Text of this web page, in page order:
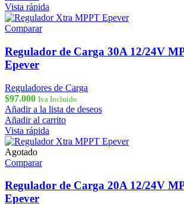
Vista rápida
Comparar
Regulador de Carga 30A 12/24V
Epever
Reguladores de Carga
$97.000 Iva Incluido
Añadir a la lista de deseos
Añadir al carrito
Vista rápida
Agotado
Comparar
Regulador de Carga 20A 12/24V
Epever